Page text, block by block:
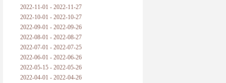
2022-11-01 - 2022-11-27
2022-10-01 - 2022-10-27
2022-09-01 - 2022-09-26
2022-08-01 - 2022-08-27
2022-07-01 - 2022-07-25
2022-06-01 - 2022-06-26
2022-05-15 - 2022-05-26
2022-04-01 - 2022-04-26